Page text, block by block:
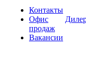
Контакты
Офис
продаж
Вакансии